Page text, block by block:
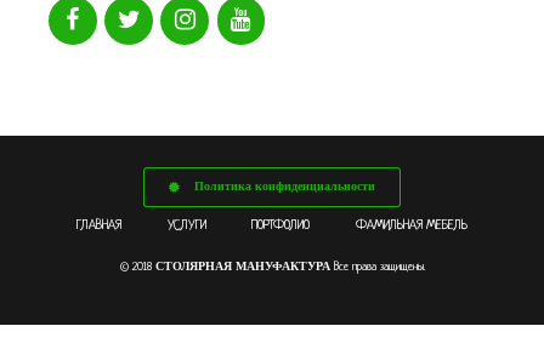
Политика конфиденциальности
ГЛАВНАЯ УСЛУГИ ПОРТФОЛИО ФАМИЛЬНАЯ МЕБЕЛЬ
© 2018 СТОЛЯРНАЯ МАНУФАКТУРАВсе права защищены.